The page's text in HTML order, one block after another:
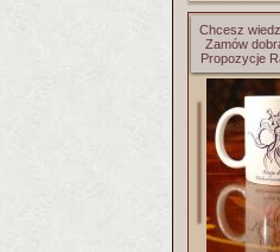
Chcesz
Zamów
Propozycje